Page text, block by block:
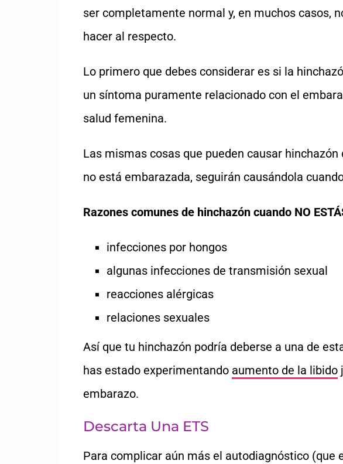
ser completamente normal y, en muchos casos,
hacer al respecto.
Lo primero que debes considerar es si la
un síntoma puramente relacionado con el
salud femenina.
Las mismas cosas que pueden causar
no está embarazada, seguirán causándola
Razones comunes de hinchazón cuando NO
infecciones por hongos
algunas infecciones de transmisión sexual
reacciones alérgicas
relaciones sexuales
Así que tu hinchazón podría deberse a una de
has estado experimentando aumento de la libido
embarazo.
Descarta Una ETS
Para complicar aún más el autodiagnóstico (que